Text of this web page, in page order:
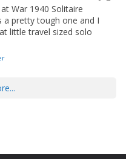
War 1940 Solitaire
a pretty tough one and I
little travel sized solo